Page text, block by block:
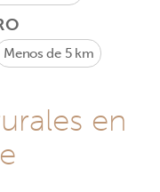
Menos de 5 km
en